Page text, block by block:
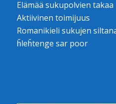
Elämää sukupolvien takaa
Aktiivinen toimijuus
Romanikieli sukujen
ȟleȟtenge sar poor